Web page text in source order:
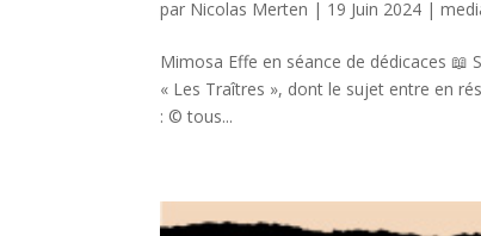
par Nicolas Merten | 19 Juin 2024 |
Mimosa Effe en séance de dédicaces 📖
« Les Traîtres », dont le sujet entre en
: © tous...